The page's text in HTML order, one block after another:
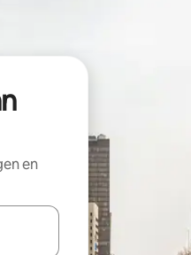
en
je een keuze met je de